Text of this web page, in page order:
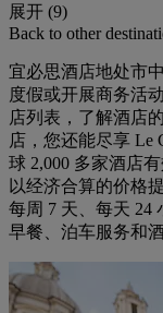
展开 (9)
Back to other
宜必思酒店地处市
度假或开展商务活
店列表，了解酒店
店，您还能尽享 Le
球 2,000 多家酒店
以经济合算的价格
每周 7 天、每天 24
早餐、泊车服务和